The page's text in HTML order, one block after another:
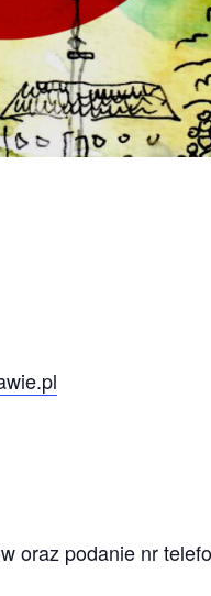
oraz podanie nr